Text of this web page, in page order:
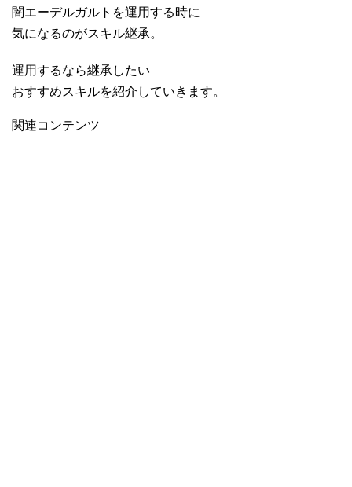
闇エーデルガルトを運用する時に
気になるのがスキル継承。
運用するなら継承したい
おすすめスキルを紹介していきます。
関連コンテンツ